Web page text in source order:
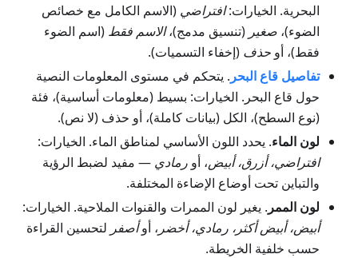
البحرية. الخيارات:افتراضي (الاسم الكامل مع خصائص
الضوء)، صغير (تنسيق مدمج)،الاسم فقط (اسم الضوء
فقط)، أو حذف (إخفاء التسميات).
تفاصيل قاع البحر . يتحكم في مستوى المعلومات النصية
حول قاع البحر. الخيارات: بسيط (معلومات أساسية)، فئة
(نوع السطح)، الكل (بيانات كاملة)، أو حذف (لا نص).
لون الماء. يحدد اللون الأساسي لمناطق الماء. الخيارات:
افتراضي، أزرق، أبيض، أو رمادي — مفيد لضبط الرؤية
والتباين تحت أوضاع الإضاءة المختلفة.
لون الممر . يغير لون الممرات والقنوات الملاحية. الخيارات:
أبيض، أبيض أكثر، رمادي، أخضر ، أوأصفر لتحسين القراءة
حسب خلفية الخريطة.